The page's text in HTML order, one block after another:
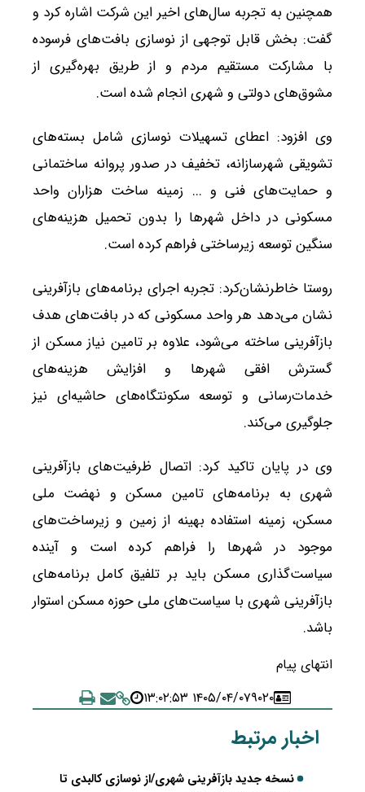
همچنین به تجربه سال‌های اخیر این شرکت اشاره کرد و
گفت: بخش قابل توجهی از نوسازی بافت‌های فرسوده
با مشارکت مستقیم مردم و از طریق بهره‌گیری از
مشوق‌های دولتی و شهری انجام شده است.
وی افزود: اعطای تسهیلات نوسازی شامل بسته‌های
تشویقی شهرسازانه، تخفیف در صدور پروانه ساختمانی
و حمایت‌های فنی و ... زمینه ساخت هزاران واحد
مسکونی در داخل شهرها را بدون تحمیل هزینه‌های
سنگین توسعه زیرساختی فراهم کرده است.
روستا خاطرنشان‌کرد: تجربه اجرای برنامه‌های بازآفرینی
نشان می‌دهد هر واحد مسکونی که در بافت‌های هدف
بازآفرینی ساخته می‌شود، علاوه بر تامین نیاز مسکن از
گسترش افقی شهرها و افزایش هزینه‌های
خدمات‌رسانی و توسعه سکونتگاه‌های حاشیه‌ای نیز
جلوگیری می‌کند.
وی در پایان تاکید کرد: اتصال ظرفیت‌های بازآفرینی
شهری به برنامه‌های تامین مسکن و نهضت ملی
مسکن، زمینه استفاده بهینه از زمین و زیرساخت‌های
موجود در شهرها را فراهم کرده است و آینده
سیاست‌گذاری مسکن باید بر تلفیق کامل برنامه‌های
بازآفرینی شهری با سیاست‌های ملی حوزه مسکن استوار
باشد.
انتهای پیام
۹۰۲۰۱۴۰۵/۰۴/۰۷ ۱۳:۰۲:۵۳
اخبار مرتبط
نسخه جدید بازآفرینی شهری/از نوسازی کالبدی تا